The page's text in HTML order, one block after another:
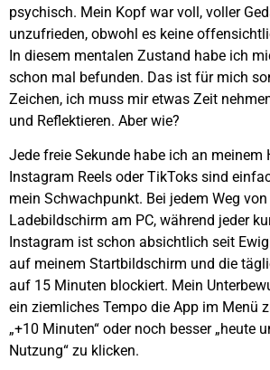
psychisch. Mein Kopf war voll, voller
unzufrieden, obwohl es keine
In diesem mentalen Zustand habe ich
schon mal befunden. Das ist für mich
Zeichen, ich muss mir etwas Zeit
und Reflektieren. Aber wie?
Jede freie Sekunde habe ich an meinem
Instagram Reels oder TikToks sind
mein Schwachpunkt. Bei jedem Weg
Ladebildschirm am PC, während jeder
Instagram ist schon absichtlich seit
auf meinem Startbildschirm und die
auf 15 Minuten blockiert. Mein
ein ziemliches Tempo die App im Menü
„+10 Minuten“ oder noch besser „heute
Nutzung“ zu klicken.